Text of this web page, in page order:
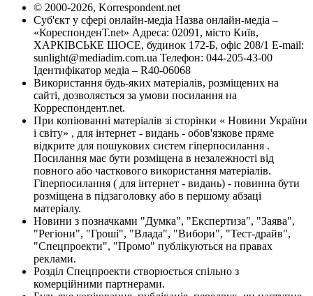
© 2000-2026, Korrespondent.net
Суб'єкт у сфері онлайн-медіа Назва онлайн-медіа –
«КореспонденТ.net» Адреса: 02091, місто Київ,
ХАРКІВСЬКЕ ШОСЕ, будинок 172-Б, офіс 208/1 E-mail:
sunlight@mediadim.com.ua Телефон: 044-205-43-00
Ідентифікатор медіа – R40-06068
Використання будь-яких матеріалів, розміщених на
сайті, дозволяється за умови посилання на
Корреспондент.net.
При копіюванні матеріалів зі сторінки « Новини України
і світу» , для інтернет - видань - обов'язкове пряме
відкрите для пошукових систем гіперпосилання .
Посилання має бути розміщена в незалежності від
повного або часткового використання матеріалів.
Гіперпосилання ( для інтернет - видань) - повинна бути
розміщена в підзаголовку або в першому абзаці
матеріалу.
Новини з позначками "Думка", "Експертиза", "Заява",
"Регіони", "Гроші", "Влада", "Вибори", "Тест-драйв",
"Спецпроекти", "Промо" публікуються на правах
реклами.
Розділ Спецпроекти створюється спільно з
комерційними партнерами.